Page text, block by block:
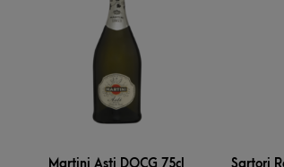
Martini Asti DOCG 75cl
Sartori